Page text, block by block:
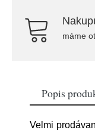
máme
Popis
Velmi